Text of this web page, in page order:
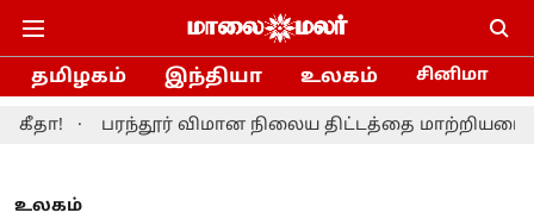
தமிழகம் இந்தியா உலகம் சினிமா
பரந்தூர் விமான நிலைய திட்டத்தை மாற்றியமைக்க
உலகம்